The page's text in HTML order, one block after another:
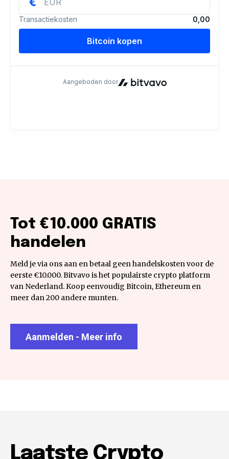
Tot €10.000 GRATIS
handelen
Meld je via ons aan en betaal geen handelskosten voor de
eerste €10.000. Bitvavo is het populairste crypto platform
van Nederland. Koop eenvoudig Bitcoin, Ethereum en
meer dan 200 andere munten.
Aanmelden - Meer info
Laatste Crypto